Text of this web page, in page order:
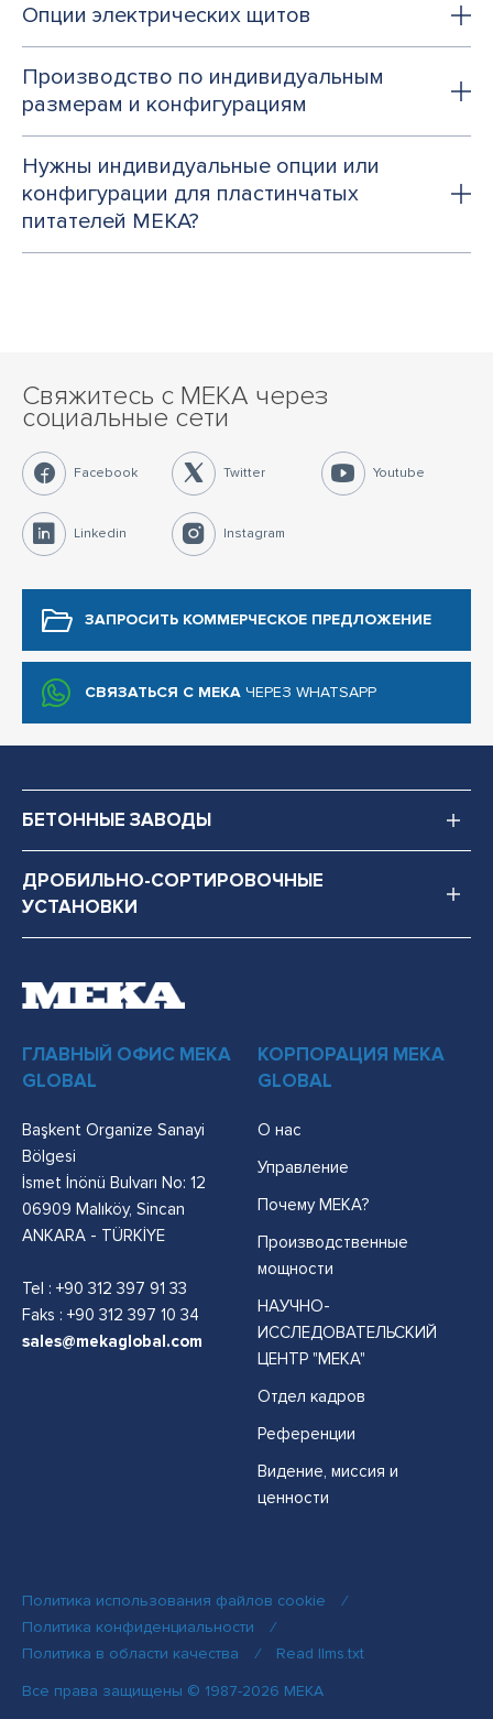
Опции электрических щитов
Производство по индивидуальным
размерам и конфигурациям
Нужны индивидуальные опции или
конфигурации для пластинчатых
питателей MEKA?
Свяжитесь с MEKA через
социальные сети
Facebook Twitter Youtube
Linkedin Instagram
ЗАПРОСИТЬ КОММЕРЧЕСКОЕ ПРЕДЛОЖЕНИЕ
СВЯЗАТЬСЯ С MEKA ЧЕРЕЗ WHATSAPP
БЕТОННЫЕ ЗАВОДЫ
ДРОБИЛЬНО-СОРТИРОВОЧНЫЕ
УСТАНОВКИ
ГЛАВНЫЙ ОФИС MEKA
GLOBAL
Başkent Organize Sanayi
Bölgesi
İsmet İnönü Bulvarı No: 12
06909 Malıköy, Sincan
ANKARA - TÜRKİYE
Tel : +90 312 397 91 33
Faks : +90 312 397 10 34
sales@mekaglobal.com
КОРПОРАЦИЯ MEKA
GLOBAL
О нас
Управление
Почему MEKA?
Производственные
мощности
НАУЧНО-
ИССЛЕДОВАТЕЛЬСКИЙ
ЦЕНТР "МЕКА"
Отдел кадров
Референции
Видение, миссия и
ценности
Политика использования файлов cookie
/
Политика конфиденциальности
/
Политика в области качества
/
Read llms.txt
Все права защищены © 1987-2026 MEKA